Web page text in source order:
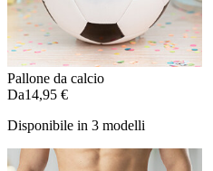
Pallone da calcio
Da14,95 €
Disponibile in 3 modelli